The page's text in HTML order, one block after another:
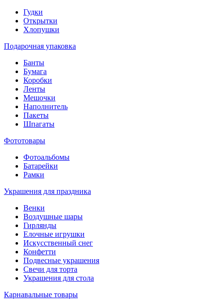
Гудки
Открытки
Хлопушки
Подарочная упаковка
Банты
Бумага
Коробки
Ленты
Мешочки
Наполнитель
Пакеты
Шпагаты
Фототовары
Фотоальбомы
Батарейки
Рамки
Украшения для праздника
Венки
Воздушные шары
Гирлянды
Елочные игрушки
Искусственный снег
Конфетти
Подвесные украшения
Свечи для торта
Украшения для стола
Карнавальные товары